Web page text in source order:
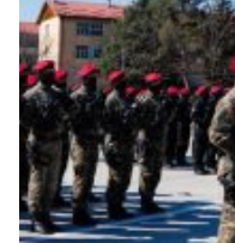
изјави ова во